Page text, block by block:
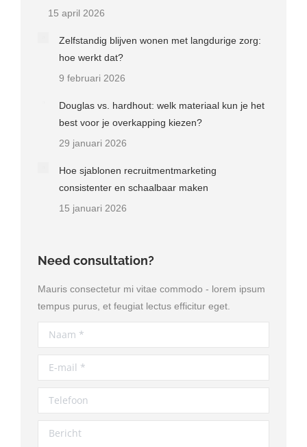
15 april 2026
Zelfstandig blijven wonen met langdurige zorg:
hoe werkt dat?
9 februari 2026
Douglas vs. hardhout: welk materiaal kun je het
best voor je overkapping kiezen?
29 januari 2026
Hoe sjablonen recruitmentmarketing
consistenter en schaalbaar maken
15 januari 2026
Need consultation?
Mauris consectetur mi vitae commodo - lorem ipsum
tempus purus, et feugiat lectus efficitur eget.
Naam *
E-mail *
Telefoon
Bericht